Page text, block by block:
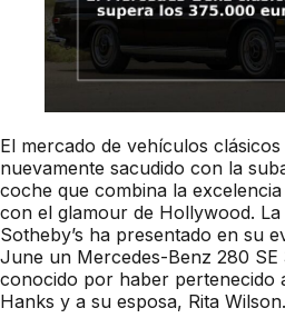
El mercado de vehículos
nuevamente sacudido con la
coche que combina la
con el glamour de Hollywood. La
Sotheby’s ha presentado en su
June un Mercedes-Benz 280 SE
conocido por haber pertenecido
Hanks y a su esposa, Rita Wilson.